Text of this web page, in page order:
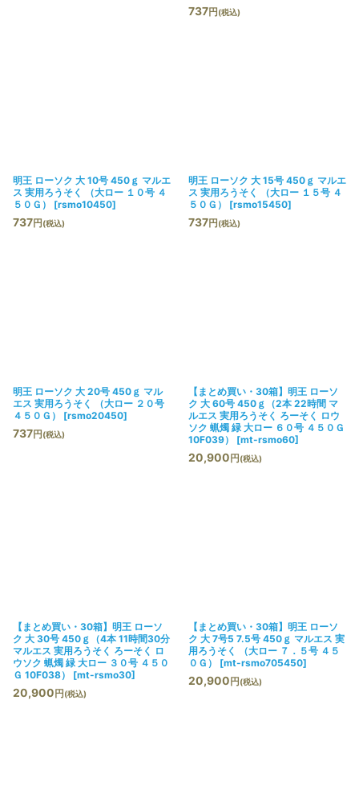
737円 (税込)
明王 ローソク 大 10号 450ｇ マルエ
ス 実用ろうそく （大ロー １０号 ４
５０Ｇ）
[rsmo10450]
737円 (税込)
明王 ローソク 大 15号 450ｇ マルエ
ス 実用ろうそく （大ロー １５号 ４
５０Ｇ）
[rsmo15450]
737円 (税込)
明王 ローソク 大 20号 450ｇ マル
エス 実用ろうそく （大ロー ２０号
４５０Ｇ）
[rsmo20450]
737円 (税込)
【まとめ買い・30箱】明王 ローソ
ク 大 60号 450ｇ（2本 22時間 マ
ルエス 実用ろうそく ろーそく ロウ
ソク 蝋燭 緑 大ロー ６０号 ４５０Ｇ
10F039）
[mt-rsmo60]
20,900 円 (税込)
【まとめ買い・30箱】明王 ローソ
ク 大 30号 450ｇ（4本 11時間30分
マルエス 実用ろうそく ろーそく ロ
ウソク 蝋燭 緑 大ロー ３０号 ４５０
Ｇ 10F038）
[mt-rsmo30]
20,900 円 (税込)
【まとめ買い・30箱】明王 ローソ
ク 大 7号5 7.5号 450ｇ マルエス 実
用ろうそく （大ロー ７．５号 ４５
０Ｇ）
[mt-rsmo705450]
20,900 円 (税込)